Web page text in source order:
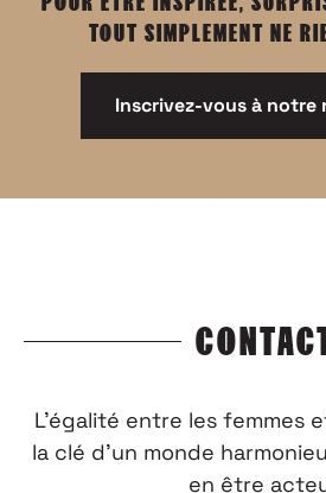
TOUT SIMPLEMENT NE
Inscrivez-vous à notre
L’égalité entre les femmes
la clé d’un monde
en être